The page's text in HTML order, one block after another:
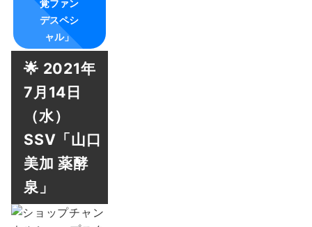
覚ファン
デスペシ
ャル」
🌟 2021年
7月14日
（水）
SSV「山口
美加 薬酵
泉」